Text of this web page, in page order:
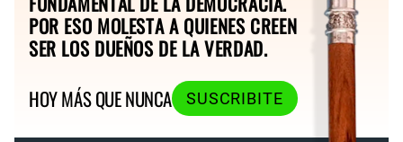
POR ESO MOLESTA A QUIENES CREEN
SER LOS DUEÑOS DE LA VERDAD.
HOY MÁS QUE NUNCA
SUSCRIBITE